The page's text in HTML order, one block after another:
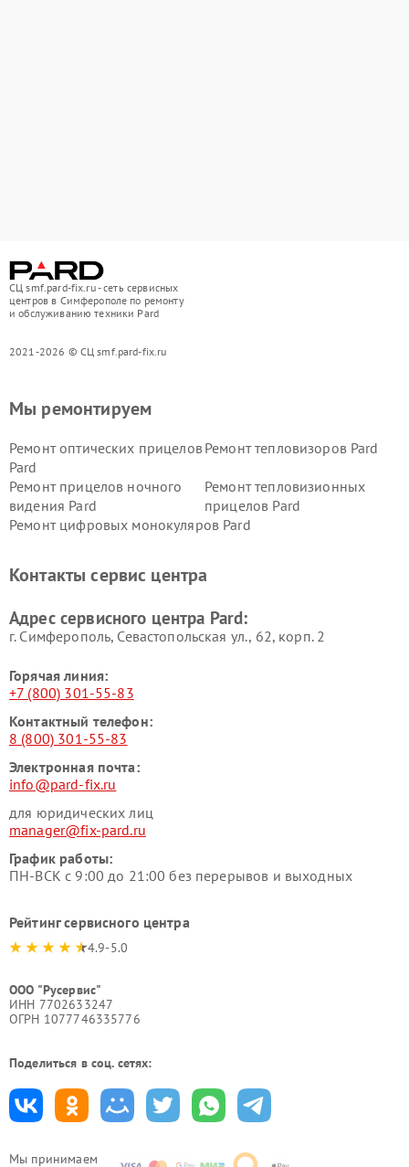
СЦ smf.pard-fix.ru - сеть сервисных
центров в Симферополе по ремонту
и обслуживанию техники Pard
2021-2026 © СЦ smf.pard-fix.ru
Мы принимаем
Мы ремонтируем
Ремонт оптических прицелов
Pard
Ремонт тепловизоров Pard
Ремонт прицелов ночного
видения Pard
Ремонт тепловизионных
прицелов Pard
Ремонт цифровых монокуляров Pard
Контакты сервис центра
Адрес сервисного центра Pard:
г. Симферополь, Севастопольская ул., 62, корп. 2
Горячая линия:
+7 (800) 301-55-83
Контактный телефон:
8 (800) 301-55-83
Электронная почта:
info@pard-fix.ru
для юридических лиц
manager@fix-pard.ru
График работы:
ПН-ВСК с 9:00 до 21:00 без перерывов и выходных
Рейтинг сервисного центра
4.9-5.0
ООО "Русервис"
ИНН 7702633247
ОГРН 1077746335776
Поделиться в соц. сетях: